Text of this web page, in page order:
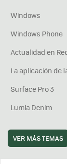
Windows
Windows Phone
Actualidad en
La aplicación de
Surface Pro 3
Lumia Denim
VER MÁS TEMAS